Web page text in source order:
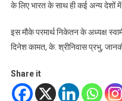
के लिए भारत के साथ ही कई अन्य देशों
इस मौके परमार्थ निकेतन के अध्यक्ष
दिनेश कामत, के. श्रीनिवास प्रभु,
Share it